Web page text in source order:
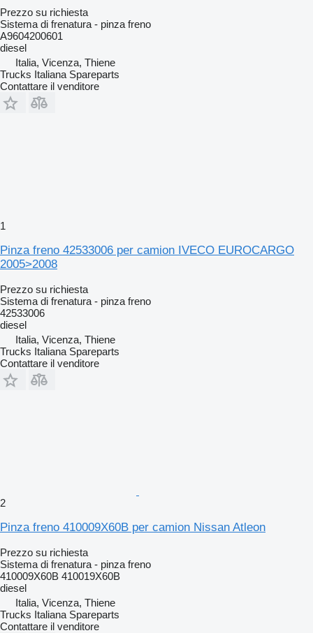
Prezzo su richiesta
Sistema di frenatura - pinza freno
A9604200601
diesel
Italia, Vicenza, Thiene
Trucks Italiana Spareparts
Contattare il venditore
1
Pinza freno 42533006 per camion IVECO EUROCARGO
2005>2008
Prezzo su richiesta
Sistema di frenatura - pinza freno
42533006
diesel
Italia, Vicenza, Thiene
Trucks Italiana Spareparts
Contattare il venditore
2
Pinza freno 410009X60B per camion Nissan Atleon
Prezzo su richiesta
Sistema di frenatura - pinza freno
410009X60B 410019X60B
diesel
Italia, Vicenza, Thiene
Trucks Italiana Spareparts
Contattare il venditore